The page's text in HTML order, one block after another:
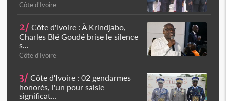
Côte d'Ivoire
2/ Côte d'Ivoire : À Krindjabo,
Charles Blé Goudé brise le silence
s...
Côte d'Ivoire
3/ Côte d'Ivoire : 02 gendarmes
honorés, l'un pour saisie
significat...